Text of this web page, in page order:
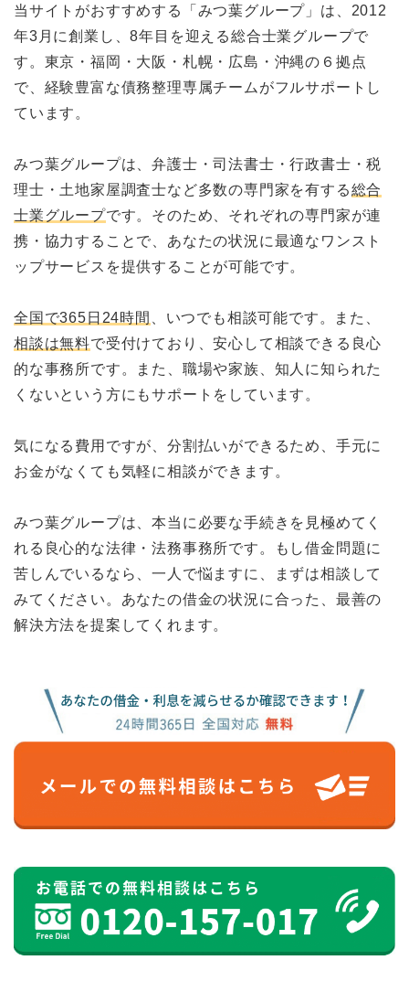
当サイトがおすすめする「みつ葉グループ」は、2012
年3月に創業し、8年目を迎える総合士業グループで
す。東京・福岡・大阪・札幌・広島・沖縄の６拠点
で、経験豊富な債務整理専属チームがフルサポートし
ています。
みつ葉グループは、弁護士・司法書士・行政書士・税
理士・土地家屋調査士など多数の専門家を有する総合
士業グループです。そのため、それぞれの専門家が連
携・協力することで、あなたの状況に最適なワンスト
ップサービスを提供することが可能です。
全国で365日24時間
、いつでも相談可能です。また、
相談は無料で受付けており、安心して相談できる良心
的な事務所です。また、職場や家族、知人に知られた
くないという方にもサポートをしています。
気になる費用ですが、分割払いができるため、手元に
お金がなくても気軽に相談ができます。
みつ葉グループは、本当に必要な手続きを見極めてく
れる良心的な法律・法務事務所です。もし借金問題に
苦しんでいるなら、一人で悩ますに、まずは相談して
みてください。あなたの借金の状況に合った、最善の
解決方法を提案してくれます。